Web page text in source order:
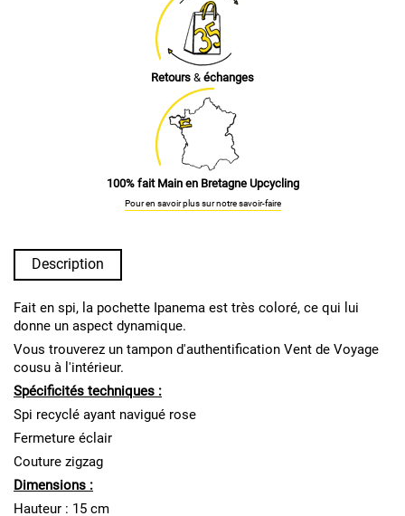
Retours & échanges
100% fait Main en Bretagne Upcycling
Pour en savoir plus sur notre savoir-faire
Description
Fait en spi, la pochette Ipanema est très coloré, ce qui lui
donne un aspect dynamique.
Vous trouverez un tampon d'authentification Vent de Voyage
cousu à l'intérieur.
Spécificités techniques :
Spi recyclé ayant navigué rose
Fermeture éclair
Couture zigzag
Dimensions :
Hauteur : 15 cm